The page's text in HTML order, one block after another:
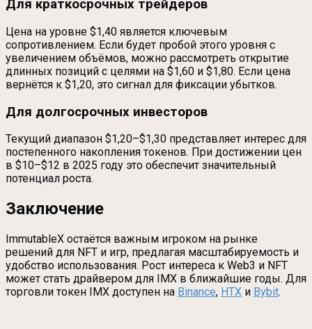
Для краткосрочных трейдеров
Цена на уровне $1,40 является ключевым
сопротивлением. Если будет пробой этого уровня с
увеличением объёмов, можно рассмотреть открытие
длинных позиций с целями на $1,60 и $1,80. Если цена
вернётся к $1,20, это сигнал для фиксации убытков.
Для долгосрочных инвесторов
Текущий диапазон $1,20–$1,30 представляет интерес для
постепенного накопления токенов. При достижении цен
в $10–$12 в 2025 году это обеспечит значительный
потенциал роста.
Заключение
ImmutableX остаётся важным игроком на рынке
решений для NFT и игр, предлагая масштабируемость и
удобство использования. Рост интереса к Web3 и NFT
может стать драйвером для IMX в ближайшие годы. Для
торговли токен IMX доступен на Binance, HTX и Bybit.